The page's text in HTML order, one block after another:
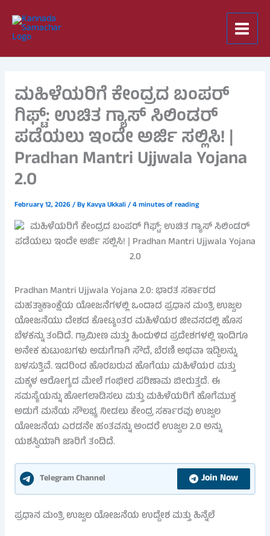
content
ಮಹಿಳೆಯರಿಗೆ ಕೇಂದ್ರದ ಬಂಪರ್
ಗಿಫ್ಟ್: ಉಚಿತ ಗ್ಯಾಸ್ ಸಿಲಿಂಡರ್
ಪಡೆಯಲು ಇಂದೇ ಅರ್ಜಿ ಸಲ್ಲಿಸಿ! |
Pradhan Mantri Ujjwala Yojana
2.0
February 12, 2026/ ByKavya Ukkali/4 minutes of reading
Pradhan Mantri Ujjwala Yojana 2.0: ಭಾರತ ಸರ್ಕಾರದ
ಮಹತ್ವಾಕಾಂಕ್ಷೆಯ ಯೋಜನೆಗಳಲ್ಲಿ ಒಂದಾದ ಪ್ರಧಾನ ಮಂತ್ರಿ ಉಜ್ವಲ
ಯೋಜನೆಯು ದೇಶದ ಕೋಟ್ಯಂತರ ಮಹಿಳೆಯರ ಜೀವನದಲ್ಲಿ ಹೊಸ
ಬೆಳಕನ್ನು ತಂದಿದೆ. ಗ್ರಾಮೀಣ ಮತ್ತು ಹಿಂದುಳಿದ ಪ್ರದೇಶಗಳಲ್ಲಿ ಇಂದಿಗೂ
ಅನೇಕ ಕುಟುಂಬಗಳು ಅಡುಗೆಗಾಗಿ ಸೌದೆ, ಬೆರಣಿ ಅಥವಾ ಇದ್ದಿಲನ್ನು
ಬಳಸುತ್ತಿವೆ. ಇದರಿಂದ ಹೊರಬರುವ ಹೊಗೆಯು ಮಹಿಳೆಯರ ಮತ್ತು
ಮಕ್ಕಳ ಆರೋಗ್ಯದ ಮೇಲೆ ಗಂಭೀರ ಪರಿಣಾಮ ಬೀರುತ್ತದೆ. ಈ
ಸಮಸ್ಯೆಯನ್ನು ಹೋಗಲಾಡಿಸಲು ಮತ್ತು ಮಹಿಳೆಯರಿಗೆ ಹೊಗೆಮುಕ್ತ
ಅಡುಗೆ ಮನೆಯ ಸೌಲಭ್ಯ ನೀಡಲು ಕೇಂದ್ರ ಸರ್ಕಾರವು ಉಜ್ವಲ
ಯೋಜನೆಯ ಎರಡನೇ ಹಂತವನ್ನು ಅಂದರೆ ಉಜ್ವಲ 2.0 ಅನ್ನು
ಯಶಸ್ವಿಯಾಗಿ ಜಾರಿಗೆ ತಂದಿದೆ.
Telegram Channel Join Now
ಪ್ರಧಾನ ಮಂತ್ರಿ ಉಜ್ವಲ ಯೋಜನೆಯ ಉದ್ದೇಶ ಮತ್ತು ಹಿನ್ನೆಲೆ